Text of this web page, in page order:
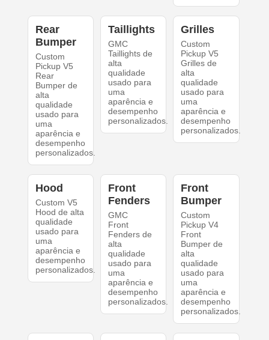
Rear
Bumper
Custom
Pickup V5
Rear
Bumper de
alta
qualidade
usado para
uma
aparência e
desempenho
personalizados.
Taillights
GMC
Taillights de
alta
qualidade
usado para
uma
aparência e
desempenho
personalizados.
Grilles
Custom
Pickup V5
Grilles de
alta
qualidade
usado para
uma
aparência e
desempenho
personalizados.
Hood
Custom V5
Hood de alta
qualidade
usado para
uma
aparência e
desempenho
personalizados.
Front
Fenders
GMC
Front
Fenders de
alta
qualidade
usado para
uma
aparência e
desempenho
personalizados.
Front
Bumper
Custom
Pickup V4
Front
Bumper de
alta
qualidade
usado para
uma
aparência e
desempenho
personalizados.